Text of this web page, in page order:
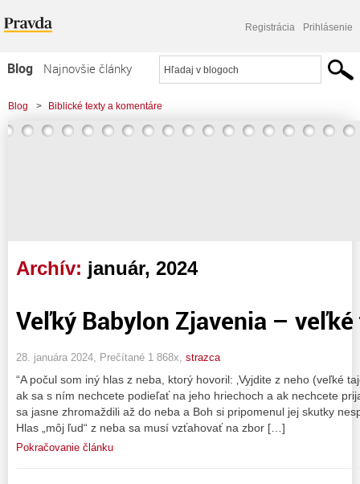
Registrácia Prihlásenie
Blog
Najnovšie články
Najčítanejšie články
Najkomentovanejšie články
Blog > Biblické texty a komentáre
Archív: január, 2024
Veľký Babylon Zjavenia –
28. januára 2024, Prečítané 1 868x, strazca
“A počul som iný hlas z neba, ktorý hovoril: ‚Vyjdite z neho (veľké
ak sa s ním nechcete podieľať na jeho hriechoch a ak nechcete
sa jasne zhromaždili až do neba a Boh si pripomenul jej skutky
Hlas „môj ľud“ z neba sa musí vzťahovať na zbor […]
Pokračovanie článku